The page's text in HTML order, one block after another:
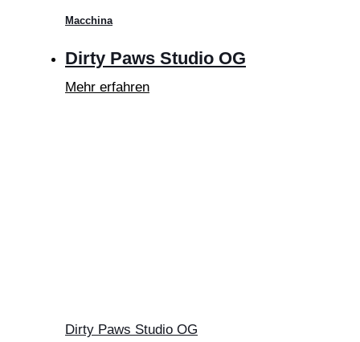
Macchina
Dirty Paws Studio OG
Mehr erfahren
Dirty Paws Studio OG